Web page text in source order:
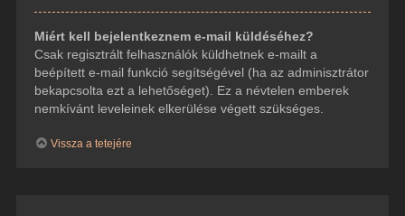
Miért kell bejelentkeznem e-mail küldéséhez?
Csak regisztrált felhasználók küldhetnek e-mailt a
beépített e-mail funkció segítségével (ha az adminisztrátor
bekapcsolta ezt a lehetőséget). Ez a névtelen emberek
nemkívánt leveleinek elkerülése végett szükséges.
Vissza a tetejére